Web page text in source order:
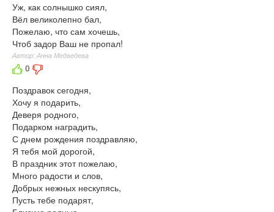
Уж, как солнышко сиял,
Вёл великолепно бал,
Пожелаю, что сам хочешь,
Чтоб задор Ваш не пропал!
Автор: Анна Медведева
0
Поздравок сегодня,
Хочу я подарить,
Деверя родного,
Подарком наградить,
С днем рождения поздравляю,
Я тебя мой дорогой,
В праздник этот пожелаю,
Много радости и слов,
Добрых нежных нескупясь,
Пусть тебе подарят,